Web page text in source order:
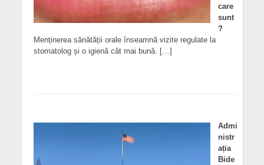
care
sunt
?
Menținerea sănătății orale înseamnă vizite regulate la
stomatolog și o igienă cât mai bună. […]
Admi
nistr
ația
Bide